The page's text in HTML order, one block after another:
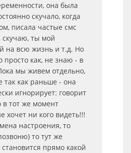
она была
скучало, когда
писала частые смс
ты мой
на всю жизнь и т.д. Но
просто как, не знаю - в
мы живем отдельно,
так как раньше - она
игнорирует: говорит
в тот же момент
хочет ни кого видеть!!!
настроения, то
то тут же
прямо какой